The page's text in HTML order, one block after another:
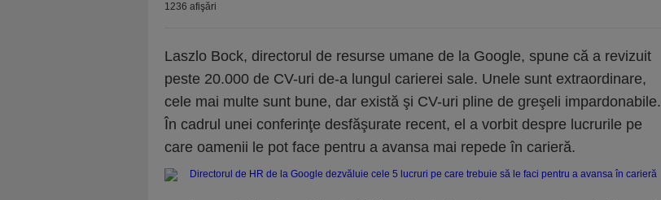
1236 afişări
Laszlo Bock, directorul de resurse umane de la Google, spune că a revizuit
peste 20.000 de CV-uri de-a lungul carierei sale. Unele sunt extraordinare,
cele mai multe sunt bune, dar există şi CV-uri pline de greşeli impardonabile.
În cadrul unei conferinţe desfăşurate recent, el a vorbit despre lucrurile pe
care oamenii le pot face pentru a avansa mai repede în carieră.